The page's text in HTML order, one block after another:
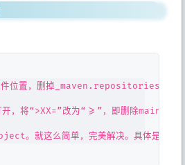
位置，删掉_maven.repositories文件
开，将“>XX=”改为“>=”，即删除main，当